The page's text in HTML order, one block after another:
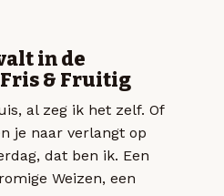
in de
& Fruitig
al zeg ik het zelf. Of
je naar verlangt op
dat ben ik. Een
Weizen, een